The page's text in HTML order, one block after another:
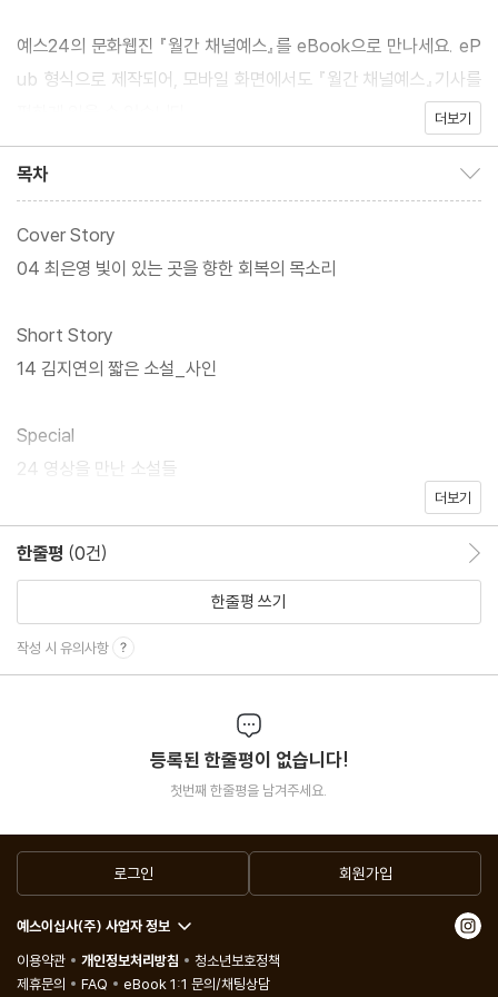
예스24의 문화웹진 『월간 채널예스』를 eBook으로 만나세요. eP
ub 형식으로 제작되어, 모바일 화면에서도 『월간 채널예스』기사를
더보기
목차
Cover Story
04 최은영 빛이 있는 곳을 향한 회복의 목소리
Short Story
14 김지연의 짧은 소설_사인
Special
24 영상을 만난 소설들
44 작가를 만나다, 김정_일단 해봐요, 재밌잖아요
48 작가를 만나다, 프란치스카 비어만_아이들이 책을 좋아하려면
52 오늘의 작가, 이인규_둔촌주공아파트, 40년의 생애를 들여다보
다
58 신간을 기다립니다_김혜진 작가님께
62 이훤의 한 발 느린 집사람_이토록 많은 인사
68 고명재의 사랑하는 시_사랑, 나선형으로 말하기
70 심윤경의 할 수 있다 할 수 없다_예술가의 길
74 무루가 읽은 그림책_『여름이 오기 전에』
Now
더보기
한줄평 (0건)
한줄평 쓰기
작성 시 유의사항
등록된 한줄평이 없습니다!
첫번째 한줄평을 남겨주세요.
로그인 회원가입
예스이십사(주) 사업자 정보
이용약관
개인정보처리방침
청소년보호정책
제휴문의
FAQ eBook 1:1 문의/채팅상담